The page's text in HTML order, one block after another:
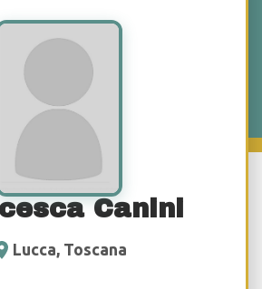
Canini
Lucca, Toscana